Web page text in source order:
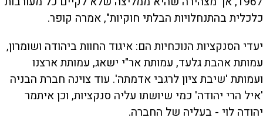
כלכלית בהתנחלויות הבלתי חוקיות", אמרה קופר.
יעדי הסנקציות הנוכחיות הם: איגוד החוות ביהודה ושומרון,
עמותת אהבת גלעד, עמותת אר"י ישאג, עמותת ארצנו
ועמותת 'שיבת ציון לרגבי אדמתה'. עוד צוינה חברת הבניה
'איל הרי יהודה' כמי שיושתו עליה סנקציות, וכן איתמר
יהודה לוי - בעליה של החברה.